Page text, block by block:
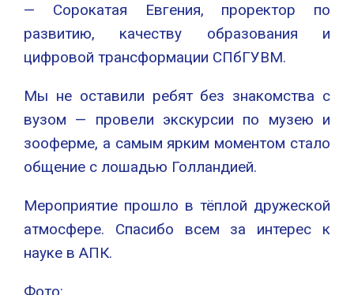
— Сорокатая Евгения, проректор по
развитию, качеству образования и
цифровой трансформации СПбГУВМ.
Мы не оставили ребят без знакомства с
вузом — провели экскурсии по музею и
зооферме, а самым ярким моментом стало
общение с лошадью Голландией.
Мероприятие прошло в тёплой дружеской
атмосфере. Спасибо всем за интерес к
науке в АПК.